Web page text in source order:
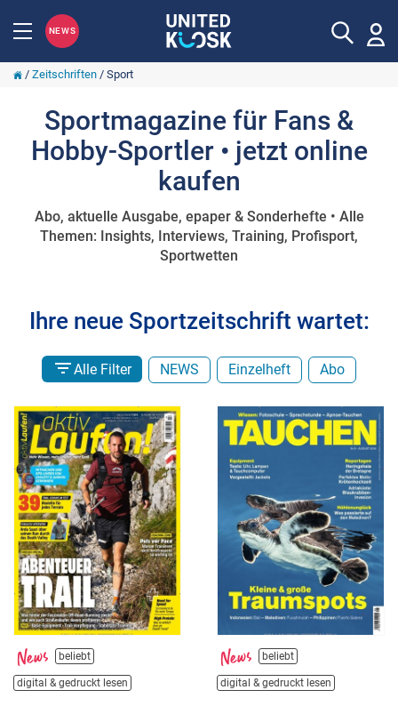
NEWS
/ Zeitschriften/ Sport
Sportmagazine für Fans &
Hobby-Sportler • jetzt online
kaufen
Abo, aktuelle Ausgabe, epaper & Sonderhefte • Alle
Themen: Insights, Interviews, Training, Profisport,
Sportwetten
Ihre neue Sportzeitschrift wartet:
Alle Filter NEWS Einzelheft Abo
beliebt
digital & gedruckt lesen
beliebt
digital & gedruckt lesen